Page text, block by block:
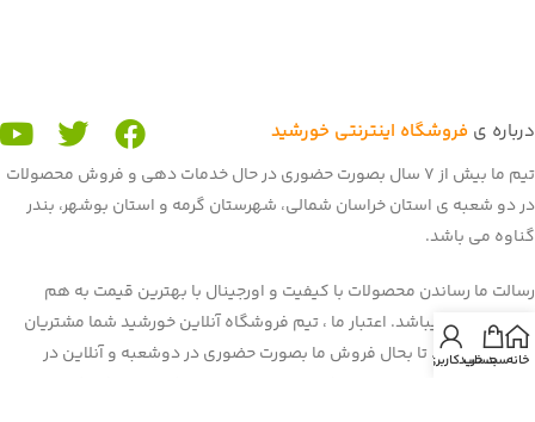
درباره ی فروشگاه اینترنتی خورشید
تیم ما بیش از 7 سال بصورت حضوری در حال خدمات دهی و فروش محصولات
در دو شعبه ی استان خراسان شمالی، شهرستان گرمه و استان بوشهر، بندر
گناوه می باشد.
رسالت ما رساندن محصولات با کیفیت و اورجینال با بهترین قیمت به هم
میهنان عزیز میباشد. اعتبار ما ، تیم فروشگاه آنلاین خورشید شما مشتریان
عزیز می باشید. تا بحال فروش ما بصورت حضوری در دوشعبه و آنلاین در
خانهسبد خرید
حساب کاربری من